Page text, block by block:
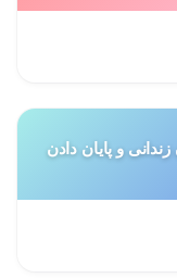
و پایان دادن